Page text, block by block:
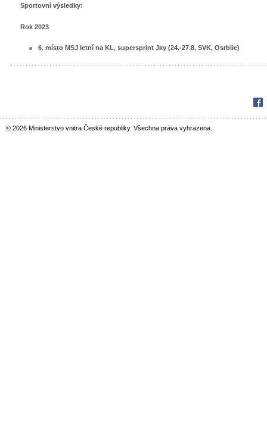
Sportovní výsledky:
Rok 2023
6. místo MSJ letní na KL, supersprint Jky (24.-27.8. SVK, Osrblie)
© 2026 Ministerstvo vnitra České republiky. Všechna práva vyhrazena.